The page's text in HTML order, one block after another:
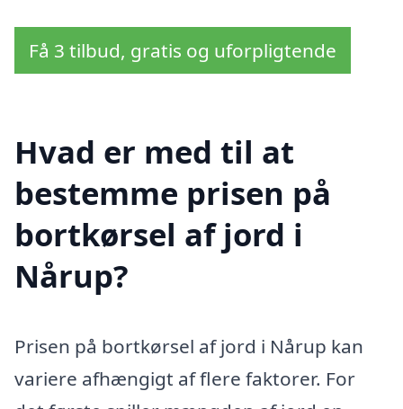
Få 3 tilbud, gratis og uforpligtende
Hvad er med til at
bestemme prisen på
bortkørsel af jord i
Nårup?
Prisen på bortkørsel af jord i Nårup kan
variere afhængigt af flere faktorer. For